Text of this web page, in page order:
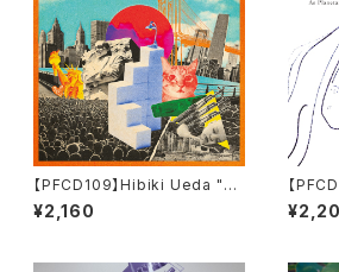
【PFCD109】Hibiki Ueda "Th
e Fog Had Cleared Up" CD
¥2,160
【